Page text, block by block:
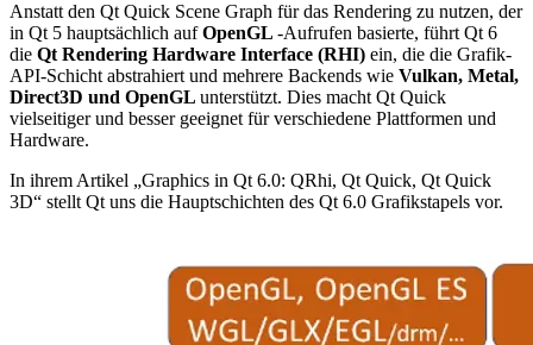
Anstatt den Qt Quick Scene Graph für das Rendering zu nutzen, der
in Qt 5 hauptsächlich aufOpenGL -Aufrufen basierte, führt Qt 6
die Qt Rendering Hardware Interface (RHI) ein, die die Grafik-
API-Schicht abstrahiert und mehrere Backends wie Vulkan, Metal,
Direct3D und OpenGL unterstützt. Dies macht Qt Quick
vielseitiger und besser geeignet für verschiedene Plattformen und
Hardware.
In ihrem Artikel „Graphics in Qt 6.0: QRhi, Qt Quick, Qt Quick
3D“ stellt Qt uns die Hauptschichten des Qt 6.0 Grafikstapels vor.